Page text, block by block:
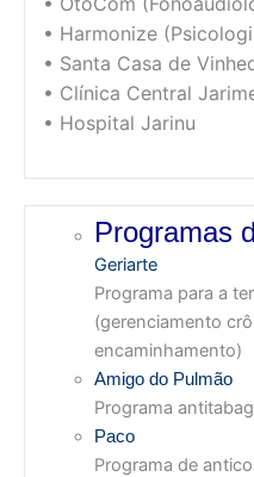
• Harmonize
• Santa Casa de
• Clínica Central
• Hospital Jarinu
Programas
Geriarte
Programa para a
(gerenciamento
encaminhamento)
Amigo do Pulmão
Programa
Paco
Programa de